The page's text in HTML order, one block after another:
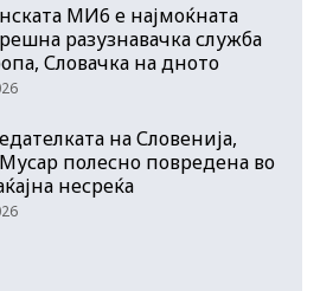
МИ6 е најмоќната
разузнавачка служба
Словачка на дното
на Словенија,
полесно повредена во
несреќа